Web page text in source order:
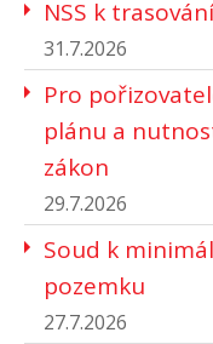
NSS k
31.7.2026
Pro
plánu a
zákon
29.7.2026
Soud k
pozemku
27.7.2026